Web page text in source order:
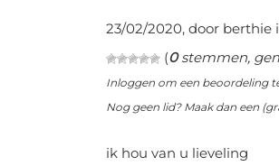
23/02/2020, door berthie
(0stemmen,
Inloggen om een beoordeling
Nog geen lid? Maak dan een
ik hou van u lieveling